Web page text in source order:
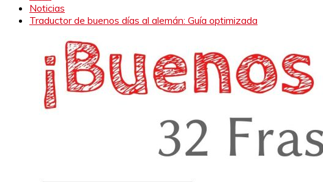
Noticias
Traductor de buenos días al alemán: Guía optimizada